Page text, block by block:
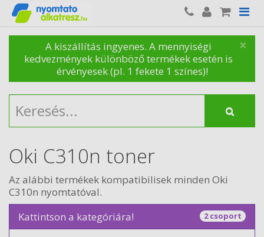
×
A kiszállítás ingyenes. A mennyiségi
kedvezmények különböző termékek esetén is
érvényesek (pl. 1 fekete 1 színes)!
Oki C310n toner
Az alábbi termékek kompatibilisek minden Oki
C310n nyomtatóval.
Kattintson a kategóriára!
2 csoport